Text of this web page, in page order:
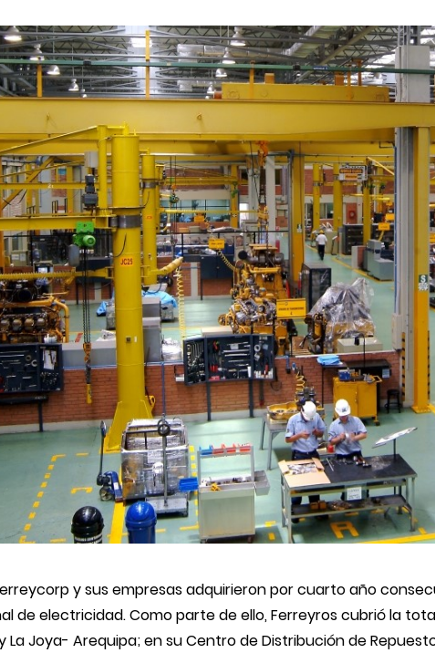
y sus empresas adquirieron por cuarto año
de electricidad. Como parte de ello, Ferreyros cubrió la
La Joya- Arequipa; en su Centro de Distribución de